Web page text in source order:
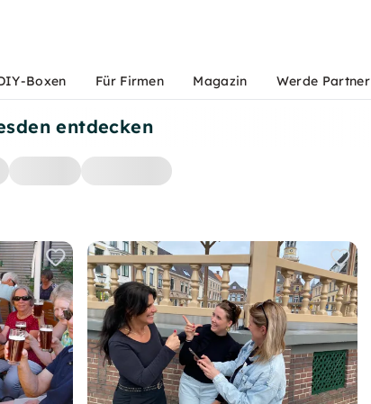
entdecken
Boxen Für Firmen Magazin Werde Partner